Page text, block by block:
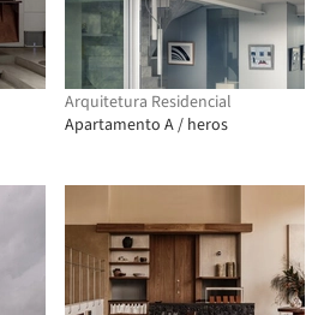
Arquitetura Residencial
Apartamento A / heros